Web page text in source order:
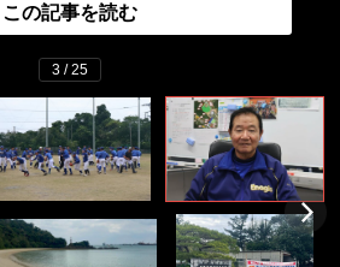
この記事を読む
3 / 25